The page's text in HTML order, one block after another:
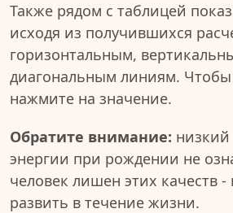
Также рядом с таблицей
исходя из получившихся
горизонтальным,
диагональным линиям.
нажмите на значение.
Обратите внимание:
энергии при рождении не
человек лишен этих качеств
развить в течение жизни.